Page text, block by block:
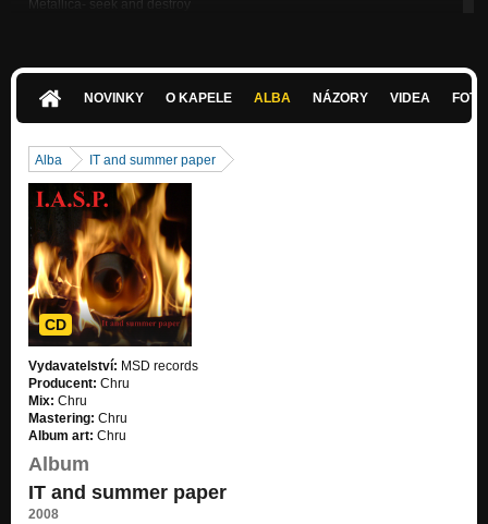
Metallica- seek and destroy
Slayer-dead skin mask cover final
Slayer-season final2
Nezařazeno
HUMAN-FORM
Nezařazeno
REFUSE-BLOOD
Nezařazeno
ANAL BLEACHING
Nezařazeno
MILA
Nezařazeno
A.J.R.
Nezařazeno
NOVINKY O KAPELE ALBA NÁZORY VIDEA
Alba IT and summer paper
CD
Vydavatelství: MSD records
Producent: Chru
Mix: Chru
Mastering: Chru
Album art: Chru
Album
IT and summer paper
2008